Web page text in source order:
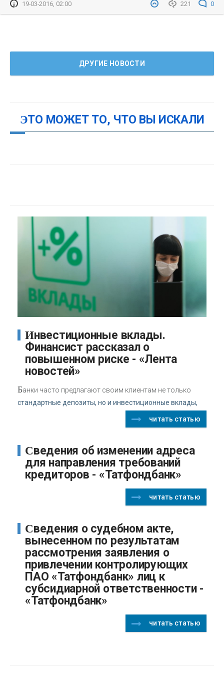
221 0
19-03-2016, 02:00
ДРУГИЕ НОВОСТИ
ЭТО МОЖЕТ ТО, ЧТО ВЫ ИСКАЛИ
Инвестиционные вклады.
Финансист рассказал о
повышенном риске - «Лента
новостей»
Банки часто предлагают своим клиентам не только
стандартные депозиты, но и инвестиционные вклады,
читать статью
Сведения об изменении адреса
для направления требований
кредиторов - «Татфондбанк»
читать статью
Сведения о судебном акте,
вынесенном по результатам
рассмотрения заявления о
привлечении контролирующих
ПАО «Татфондбанк» лиц к
субсидиарной ответственности -
«Татфондбанк»
читать статью